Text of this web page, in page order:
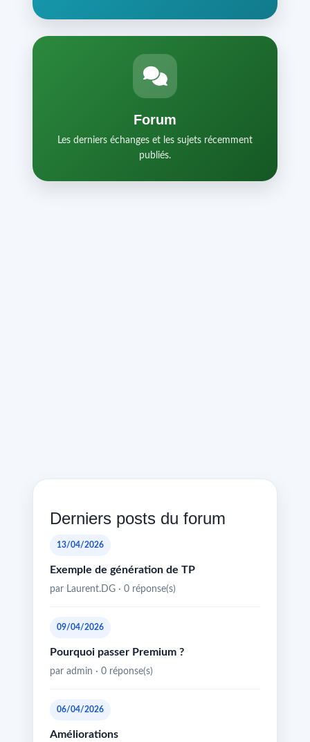
Forum
Les derniers échanges et les sujets récemment
publiés.
Derniers posts du forum
13/04/2026
Exemple de génération de TP
par Laurent.DG · 0 réponse(s)
09/04/2026
Pourquoi passer Premium ?
par admin · 0 réponse(s)
06/04/2026
Améliorations